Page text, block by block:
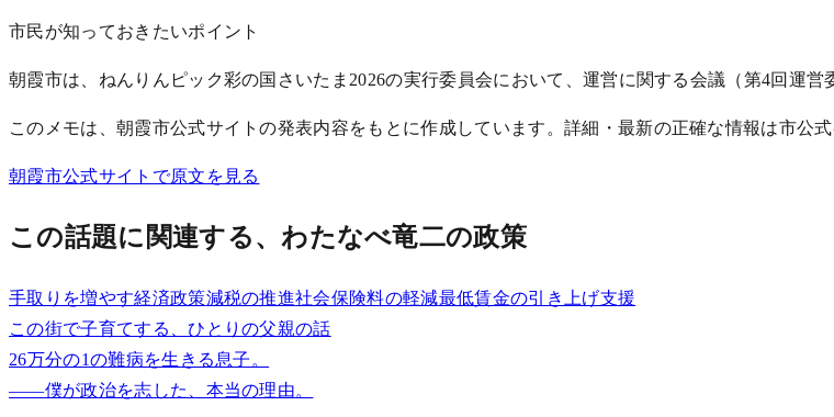
市民が知っておきたいポイント
朝霞市は、ねんりんピック彩の国さいたま2026の実行委員会において、運営に関する会議（第4回運営
このメモは、朝霞市公式サイトの発表内容をもとに作成しています。詳細・最新の正確な情報は市公式
朝霞市公式サイトで原文を見る
この話題に関連する、わたなべ竜二の政策
手取りを増やす経済政策減税の推進社会保険料の軽減最低賃金の引き上げ支援
この街で子育てする、ひとりの父親の話
26万分の1の難病を生きる息子。
——僕が政治を志した、本当の理由。